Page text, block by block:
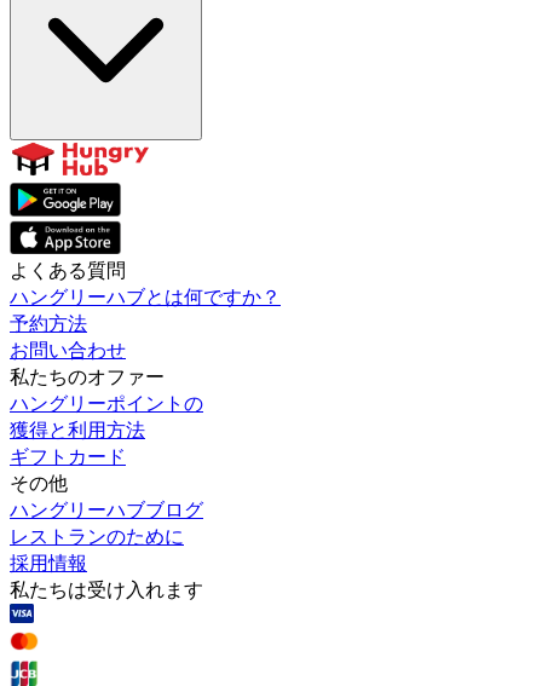
よくある質問
ハングリーハブとは何ですか？
予約方法
お問い合わせ
私たちのオファー
ハングリーポイントの
獲得と利用方法
ギフトカード
その他
ハングリーハブブログ
レストランのために
採用情報
私たちは受け入れます